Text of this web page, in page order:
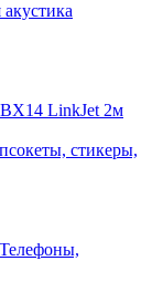
LinkJet 2м
стикеры,
Телефоны,